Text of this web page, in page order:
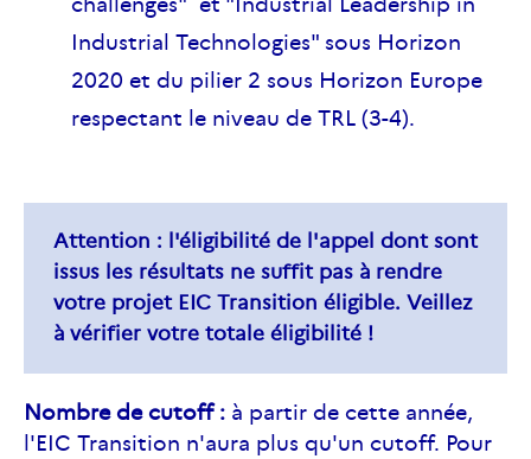
Industrial Technologies" sous Horizon
2020 et du pilier 2 sous Horizon Europe
respectant le niveau de TRL (3-4).
Attention : l'éligibilité de l'appel dont sont
issus les résultats ne suffit pas à rendre
votre projet EIC Transition éligible. Veillez
à vérifier votre totale éligibilité !
Nombre de cutoff : à partir de cette année,
l'EIC Transition n'aura plus qu'un cutoff. Pour